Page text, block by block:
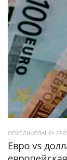
ОПУБЛИКОВАНО:
Евро vs